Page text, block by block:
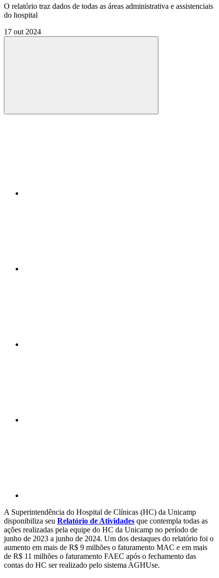
O relatório traz dados de todas as áreas administrativa e assistenciais
do hospital
17 out 2024
Compartilhar
A Superintendência do Hospital de Clínicas (HC) da Unicamp
disponibiliza seu Relatório de Atividades que contempla todas as
ações realizadas pela equipe do HC da Unicamp no período de
junho de 2023 a junho de 2024. Um dos destaques do relatório foi o
aumento em mais de R$ 9 milhões o faturamento MAC e em mais
de R$ 11 milhões o faturamento FAEC após o fechamento das
contas do HC ser realizado pelo sistema AGHUse.